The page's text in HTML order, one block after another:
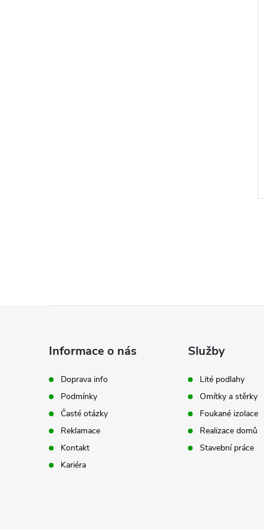
Informace o nás
Doprava info
Podmínky
Časté otázky
Reklamace
Kontakt
Kariéra
Služby
Lité podlahy
Omítky a stěrky
Foukané izolace
Realizace domů
Stavební práce